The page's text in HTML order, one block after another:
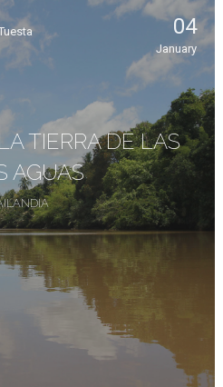
04
January
TIERRA DE LAS
AGUAS